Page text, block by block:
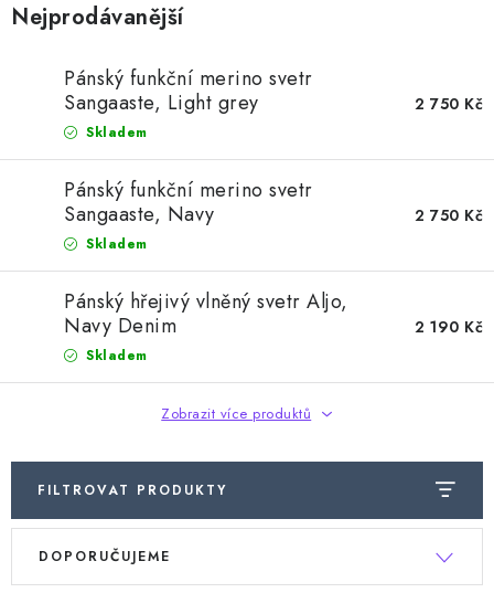
Moje objednávka
FAQ
Nejprodávanější
Pánský funkční merino svetr
Sangaaste, Light grey
Skladem
2 750 Kč
Pánský funkční merino svetr
Sangaaste, Navy
Skladem
2 750 Kč
Pánský hřejivý vlněný svetr Aljo,
Navy Denim
Skladem
2 190 Kč
Zobrazit více produktů
FILTROVAT PRODUKTY
ý
Ř
DOPORUČUJEME